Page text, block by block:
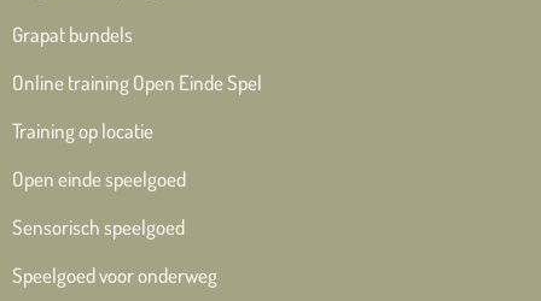
Grapat bundels
Online training Open Einde Spel
Training op locatie
Open einde speelgoed
Sensorisch speelgoed
Speelgoed voor onderweg